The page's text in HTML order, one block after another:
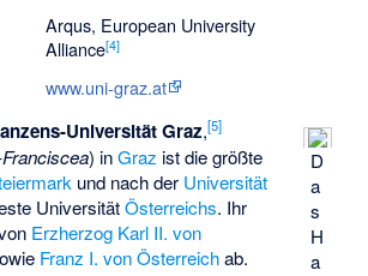
Arqus, European University
Alliance[4]
www.uni-graz.at
D
a
s
H
a
Universität Graz,[5]
) inGraz ist die größte
und nach der Universität
UniversitätÖsterreichs. Ihr
Erzherzog Karl II. von
Franz I. von Österreichab.